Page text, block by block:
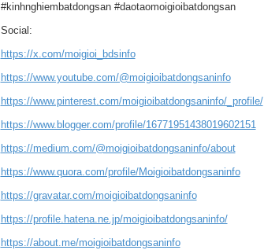
#kinhnghiembatdongsan #daotaomoigioibatdongsan
Social:
https://x.com/moigioi_bdsinfo
https://www.youtube.com/@moigioibatdongsaninfo
https://www.pinterest.com/moigioibatdongsaninfo/_profile/
https://www.blogger.com/profile/16771951438019602151
https://medium.com/@moigioibatdongsaninfo/about
https://www.quora.com/profile/Moigioibatdongsaninfo
https://gravatar.com/moigioibatdongsaninfo
https://profile.hatena.ne.jp/moigioibatdongsaninfo/
https://about.me/moigioibatdongsaninfo